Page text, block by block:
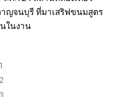
ญจนบุรี ที่มาเสริฟขนมสูตร
ในงาน